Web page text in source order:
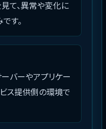
て、異常や変化に
す。
バーやアプリケー
ス提供側の環境で